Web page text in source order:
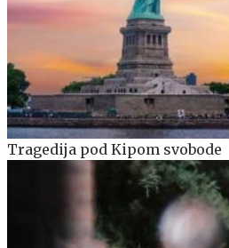
Tragedija pod Kipom svobode